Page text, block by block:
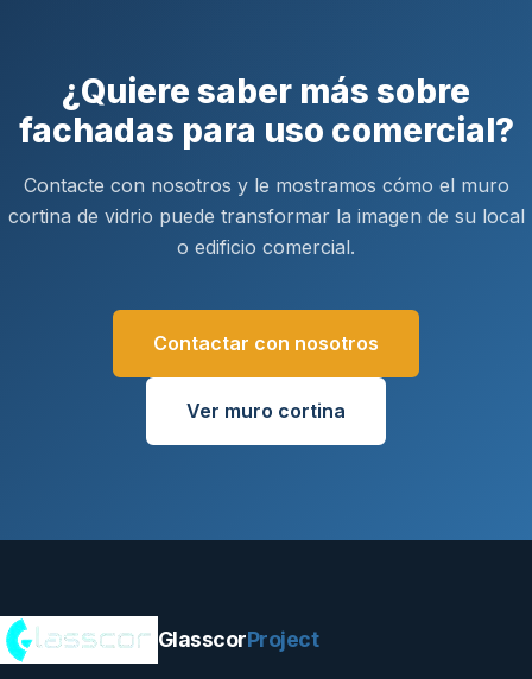
¿Quiere saber más sobre
fachadas para uso comercial?
Contacte con nosotros y le mostramos cómo el muro
cortina de vidrio puede transformar la imagen de su local
o edificio comercial.
Contactar con nosotros
Ver muro cortina
GlasscorProject